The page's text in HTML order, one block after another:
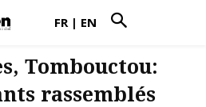
FR | EN
Tombouctou:
rassemblés